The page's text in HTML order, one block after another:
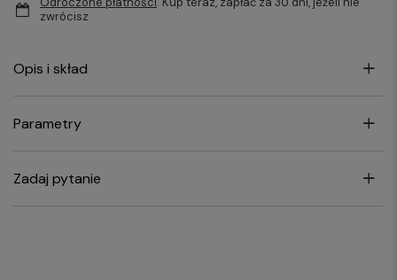
zwrócisz
Opis i skład
Parametry
Zadaj pytanie